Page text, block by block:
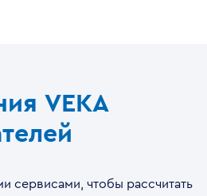
VEKA
сервисами, чтобы рассчитать